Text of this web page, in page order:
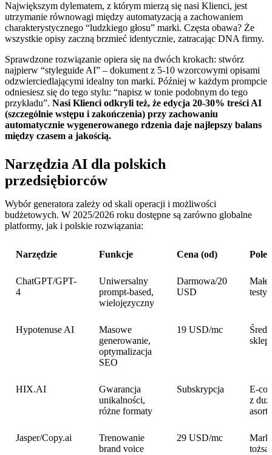
Największym dylematem, z którym mierzą się nasi Klienci, jest
utrzymanie równowagi między automatyzacją a zachowaniem
charakterystycznego “ludzkiego głosu” marki. Częsta obawa? Że
wszystkie opisy zaczną brzmieć identycznie, zatracając DNA firmy.
Sprawdzone rozwiązanie opiera się na dwóch krokach: stwórz
najpierw “styleguide AI” – dokument z 5-10 wzorcowymi opisami
odzwierciedlającymi idealny ton marki. Później w każdym prompcie
odniesiesz się do tego stylu: “napisz w tonie podobnym do tego
przykładu”. Nasi Klienci odkryli też, że edycja 20-30% treści AI
(szczególnie wstępu i zakończenia) przy zachowaniu
automatycznie wygenerowanego rdzenia daje najlepszy balans
między czasem a jakością.
Narzędzia AI dla polskich
przedsiębiorców
Wybór generatora zależy od skali operacji i możliwości
budżetowych. W 2025/2026 roku dostępne są zarówno globalne
platformy, jak i polskie rozwiązania:
Narzędzie Funkcje Cena (od)
ChatGPT/GPT-
4
Uniwersalny
prompt-based,
wielojęzyczny
Darmowa/20
USD
testy
Hypotenuse AI
Masowe
generowanie,
optymalizacja
SEO
19 USD/mc
HIX.AI
Gwarancja
unikalności,
różne formaty
Subskrypcja
E-
z
Jasper/Copy.ai
Trenowanie
brand voice
29 USD/mc